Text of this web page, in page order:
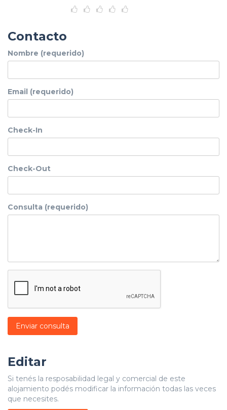
Contacto
Nombre (requerido)
Email (requerido)
Check-In
Check-Out
Consulta (requerido)
Enviar consulta
Editar
Si tenés la resposabilidad legal y comercial de este
alojamiento podés modificar la información todas las veces
que necesites.